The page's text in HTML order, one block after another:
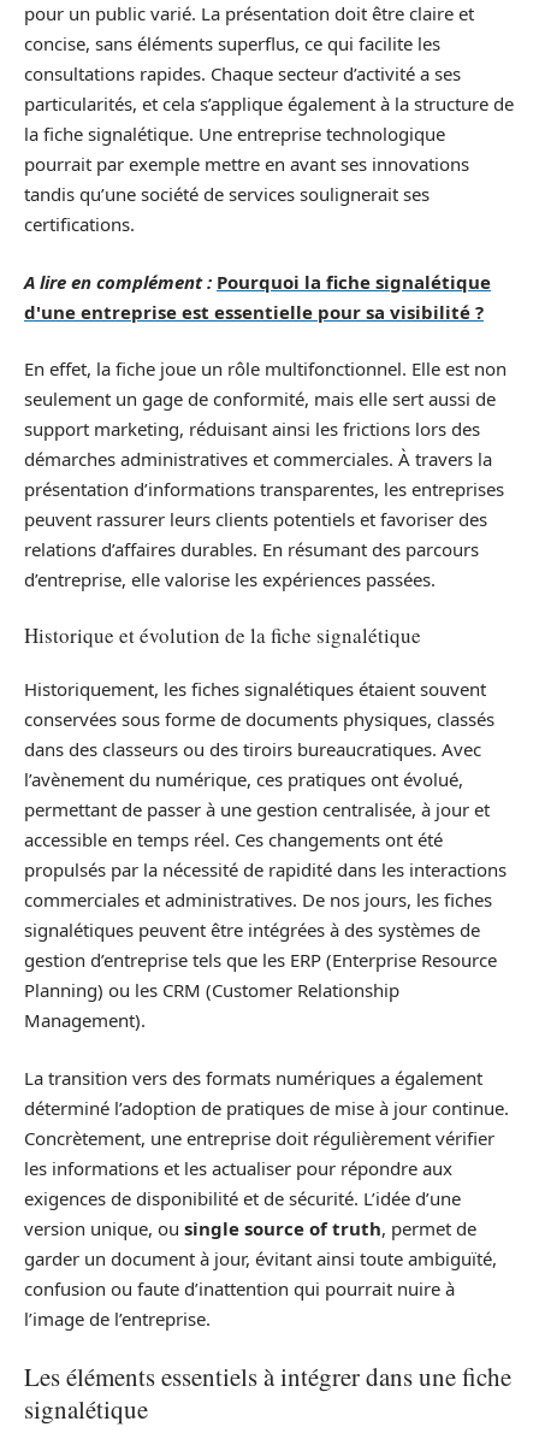
pour un public varié. La présentation doit être claire et
concise, sans éléments superflus, ce qui facilite les
consultations rapides. Chaque secteur d’activité a ses
particularités, et cela s’applique également à la structure de
la fiche signalétique. Une entreprise technologique
pourrait par exemple mettre en avant ses innovations
tandis qu’une société de services soulignerait ses
certifications.
A lire en complément : Pourquoi la fiche signalétique
d'une entreprise est essentielle pour sa visibilité ?
En effet, la fiche joue un rôle multifonctionnel. Elle est non
seulement un gage de conformité, mais elle sert aussi de
support marketing, réduisant ainsi les frictions lors des
démarches administratives et commerciales. À travers la
présentation d’informations transparentes, les entreprises
peuvent rassurer leurs clients potentiels et favoriser des
relations d’affaires durables. En résumant des parcours
d’entreprise, elle valorise les expériences passées.
Historique et évolution de la fiche signalétique
Historiquement, les fiches signalétiques étaient souvent
conservées sous forme de documents physiques, classés
dans des classeurs ou des tiroirs bureaucratiques. Avec
l’avènement du numérique, ces pratiques ont évolué,
permettant de passer à une gestion centralisée, à jour et
accessible en temps réel. Ces changements ont été
propulsés par la nécessité de rapidité dans les interactions
commerciales et administratives. De nos jours, les fiches
signalétiques peuvent être intégrées à des systèmes de
gestion d’entreprise tels que les ERP (Enterprise Resource
Planning) ou les CRM (Customer Relationship
Management).
La transition vers des formats numériques a également
déterminé l’adoption de pratiques de mise à jour continue.
Concrètement, une entreprise doit régulièrement vérifier
les informations et les actualiser pour répondre aux
exigences de disponibilité et de sécurité. L’idée d’une
version unique, ou single source of truth, permet de
garder un document à jour, évitant ainsi toute ambiguïté,
confusion ou faute d’inattention qui pourrait nuire à
l’image de l’entreprise.
Les éléments essentiels à intégrer dans une fiche
signalétique